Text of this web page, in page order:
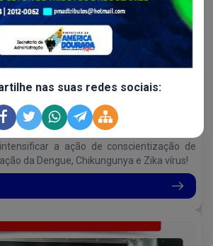
nas suas redes sociais:
à dengue é realizada em América
Dourada....
Dourada, reuniu mais uma vez vários
a ação de conscientização de
da Dengue, Chikungunya e Zika vírus!